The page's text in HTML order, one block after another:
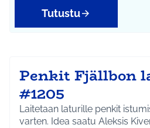
Tutustu
Penkit Fjällbon
#1205
Laitetaan laturille penkit
varten. Idea saatu Aleksis